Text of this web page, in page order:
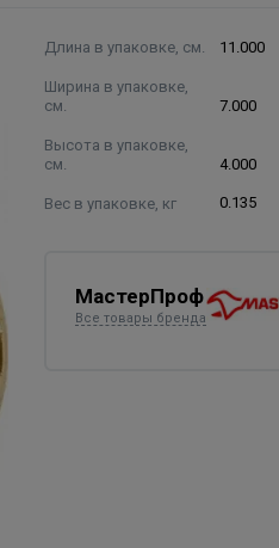
Длина в упаковке, см. 11.000
Ширина в упаковке,
см.
7.000
Высота в упаковке,
см.
4.000
Вес в упаковке, кг 0.135
МастерПроф
Все товары бренда